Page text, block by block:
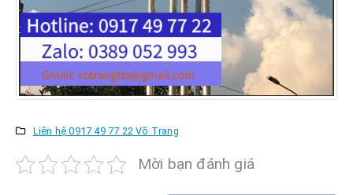
Liên hệ 0917 49 77 22 Võ Trang
Mời bạn đánh giá